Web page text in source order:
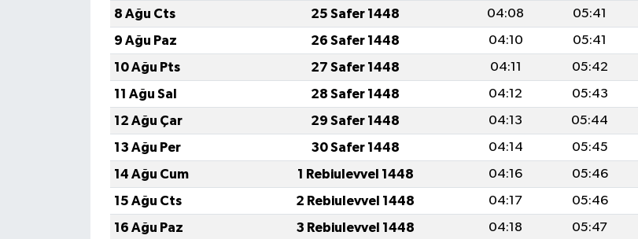
8 Ağu Cts
25 Safer 1448 04:08 05:41
9 Ağu Paz
26 Safer 1448 04:10 05:41
10 Ağu Pts
27 Safer 1448 04:11 05:42
11 Ağu Sal
28 Safer 1448 04:12 05:43
12 Ağu Çar
29 Safer 1448 04:13 05:44
13 Ağu Per
30 Safer 1448 04:14 05:45
14 Ağu Cum
1 Rebiulevvel 1448 04:16 05:46
15 Ağu Cts
2 Rebiulevvel 1448 04:17 05:46
16 Ağu Paz
3 Rebiulevvel 1448 04:18 05:47